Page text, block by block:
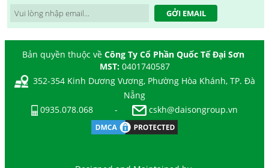
GỞI EMAIL
Bản quyền thuộc về Công Ty Cổ Phần Quốc Tế Đại Sơn
MST: 0401740587
352-354 Kinh Dương Vương, Phường Hòa Khánh, TP. Đà
Nẵng
0935.078.068
- cskh@daisongroup.vn